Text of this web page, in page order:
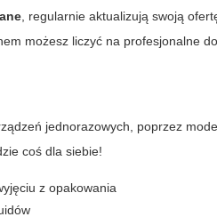
, regularnie aktualizują swoją
możesz liczyć na profesjonalne
jednorazowych, poprzez
coś dla siebie!
z opakowania